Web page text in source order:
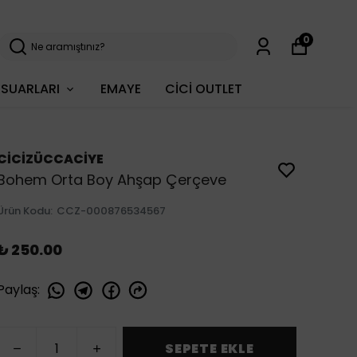
EMAYE CİCİ OUTLET
0
Orta Boy Ahşap Çerçeve
Kodu: CCZ-000876534567
250.00
:
SEPETE EKLE